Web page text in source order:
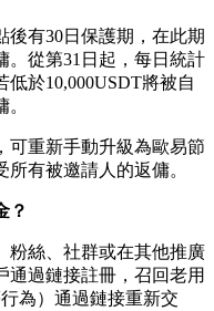
後有30日保護期，在此期
。從第31日起，每日統計
於10,000USDT將被自
可重新手動升級為歐易節
有被邀請人的返傭。
？
粉絲、社群或在其他推廣
通過鏈接註冊，召回老用
為）通過鏈接重新交